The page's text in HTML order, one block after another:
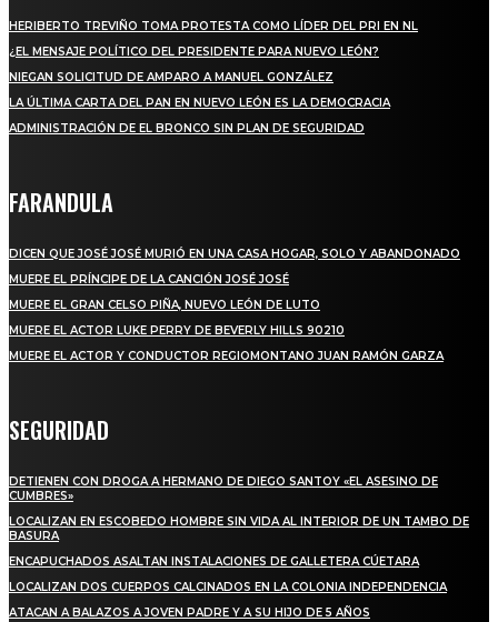
HERIBERTO TREVIÑO TOMA PROTESTA COMO LÍDER DEL PRI EN NL
¿EL MENSAJE POLÍTICO DEL PRESIDENTE PARA NUEVO LEÓN?
NIEGAN SOLICITUD DE AMPARO A MANUEL GONZÁLEZ
LA ÚLTIMA CARTA DEL PAN EN NUEVO LEÓN ES LA DEMOCRACIA
ADMINISTRACIÓN DE EL BRONCO SIN PLAN DE SEGURIDAD
FARANDULA
DICEN QUE JOSÉ JOSÉ MURIÓ EN UNA CASA HOGAR, SOLO Y ABANDONADO
MUERE EL PRÍNCIPE DE LA CANCIÓN JOSÉ JOSÉ
MUERE EL GRAN CELSO PIÑA, NUEVO LEÓN DE LUTO
MUERE EL ACTOR LUKE PERRY DE BEVERLY HILLS 90210
MUERE EL ACTOR Y CONDUCTOR REGIOMONTANO JUAN RAMÓN GARZA
SEGURIDAD
DETIENEN CON DROGA A HERMANO DE DIEGO SANTOY «EL ASESINO DE
CUMBRES»
LOCALIZAN EN ESCOBEDO HOMBRE SIN VIDA AL INTERIOR DE UN TAMBO DE
BASURA
ENCAPUCHADOS ASALTAN INSTALACIONES DE GALLETERA CÚETARA
LOCALIZAN DOS CUERPOS CALCINADOS EN LA COLONIA INDEPENDENCIA
ATACAN A BALAZOS A JOVEN PADRE Y A SU HIJO DE 5 AÑOS